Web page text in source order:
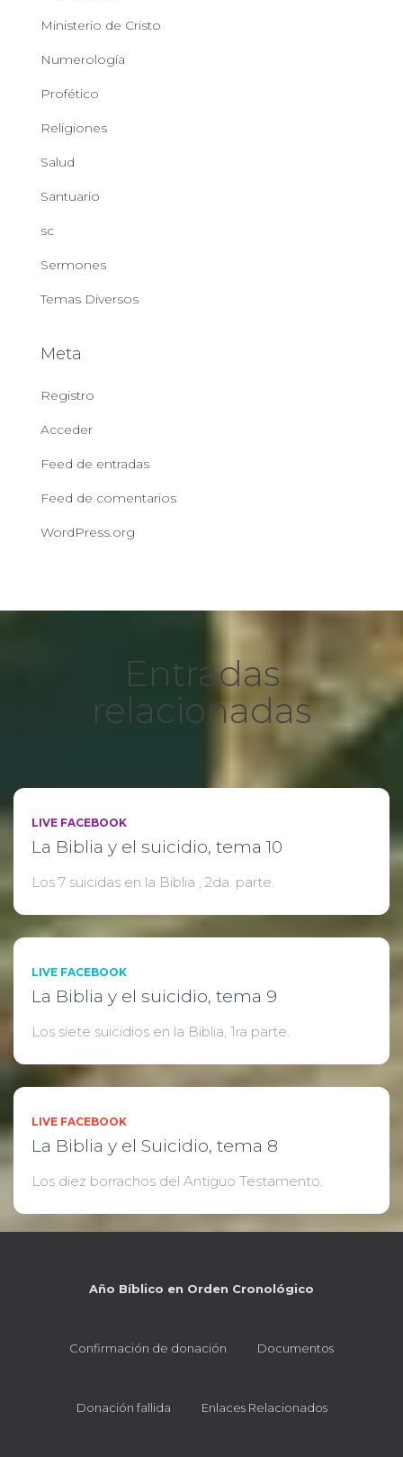
Ministerio de Cristo
Numerología
Profético
Religiones
Salud
Santuario
sc
Sermones
Temas Diversos
Meta
Registro
Acceder
Feed de entradas
Feed de comentarios
WordPress.org
Entradas
relacionadas
LIVE FACEBOOK
La Biblia y el suicidio, tema 10
Los 7 suicidas en la Biblia , 2da. parte.
LIVE FACEBOOK
La Biblia y el suicidio, tema 9
Los siete suicidios en la Biblia, 1ra parte.
LIVE FACEBOOK
La Biblia y el Suicidio, tema 8
Los diez borrachos del Antiguo Testamento.
Año Bíblico en Orden Cronológico
Confirmación de donación Documentos
Donación fallida Enlaces Relacionados